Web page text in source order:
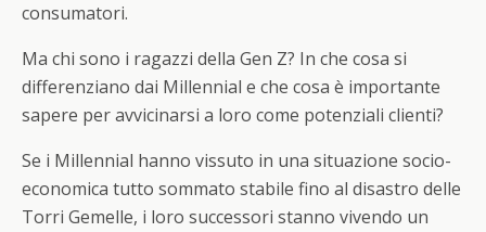
consumatori.
Ma chi sono i ragazzi della Gen Z? In che cosa si
differenziano dai Millennial e che cosa è importante
sapere per avvicinarsi a loro come potenziali clienti?
Se i Millennial hanno vissuto in una situazione socio-
economica tutto sommato stabile fino al disastro delle
Torri Gemelle, i loro successori stanno vivendo un